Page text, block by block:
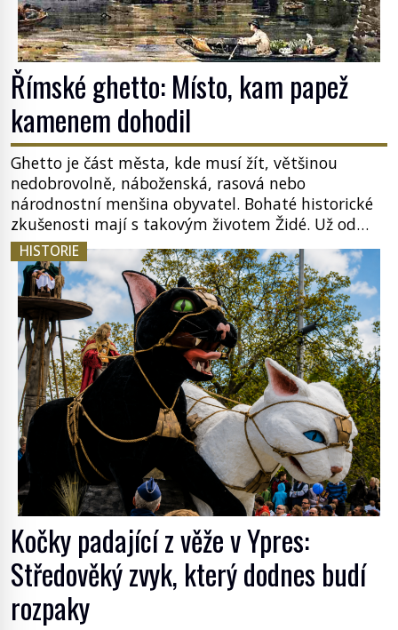
Římské ghetto: Místo, kam papež
kamenem dohodil
Ghetto je část města, kde musí žít, většinou
nedobrovolně, náboženská, rasová nebo
národnostní menšina obyvatel. Bohaté historické
zkušenosti mají s takovým životem Židé. Už od
středověku jsou totiž v každou chvíli nuceni v
nějakém žít. Mezi ty nejslavnější patří i římské
ghetto založené v roce 1555. Pokud jde o vztah
k Židům, nemá se Řím čím chlubit. […]
HISTORIE
Kočky padající z věže v Ypres:
Středověký zvyk, který dodnes budí
rozpaky